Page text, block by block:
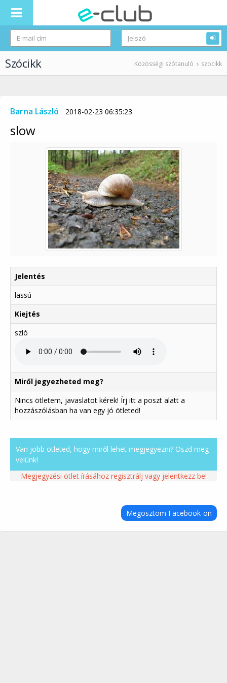
Szócikk Közösségi szótanuló szocikk
Barna László 2018-02-23 06:35:23
slow
Jelentés
lassú
Kiejtés
szló
Miről jegyezheted meg?
Nincs ötletem, javaslatot kérek! Írj itt a poszt alatt a
hozzászólásban ha van egy jó ötleted!
Van jobb ötleted, hogy miről lehet megjegyezni? Oszd meg
velünk!
Megjegyzési ötlet írásához regisztrálj vagy jelentkezz be!
Megosztom Facebook-on